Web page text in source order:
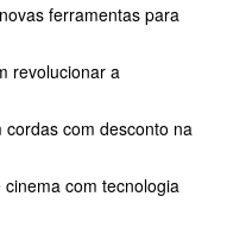
ferramentas para
revolucionar a
com desconto na
com tecnologia